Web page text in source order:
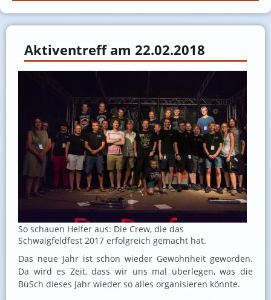
Aktiventreff am 22.02.2018
So schauen Helfer aus: Die Crew, die das
Schwaigfeldfest 2017 erfolgreich gemacht hat.
Das neue Jahr ist schon wieder Gewohnheit geworden.
Da wird es Zeit, dass wir uns mal überlegen, was die
BüSch dieses Jahr wieder so alles organisieren könnte.